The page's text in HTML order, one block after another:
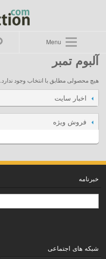
Menu
آلبوم تمبر
هیچ محصولی مطابق با انتخاب وجود ندارد.
اخبار سایت
فروش ویژه
خبرنامه
شبکه های اجتماعی